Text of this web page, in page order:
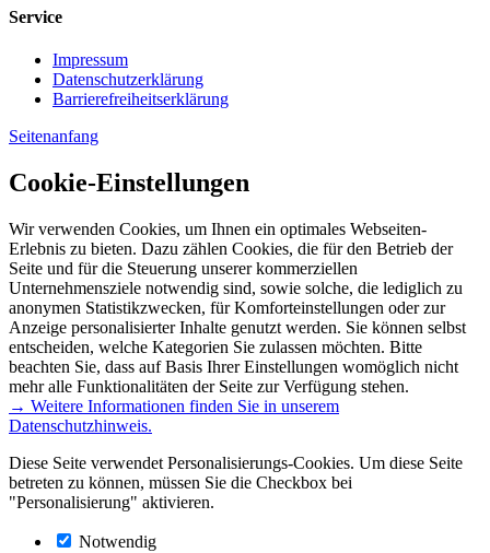
Service
Impressum
Datenschutzerklärung
Barrierefreiheitserklärung
Seitenanfang
Cookie-Einstellungen
Wir verwenden Cookies, um Ihnen ein optimales Webseiten-
Erlebnis zu bieten. Dazu zählen Cookies, die für den Betrieb der
Seite und für die Steuerung unserer kommerziellen
Unternehmensziele notwendig sind, sowie solche, die lediglich zu
anonymen Statistikzwecken, für Komforteinstellungen oder zur
Anzeige personalisierter Inhalte genutzt werden. Sie können selbst
entscheiden, welche Kategorien Sie zulassen möchten. Bitte
beachten Sie, dass auf Basis Ihrer Einstellungen womöglich nicht
mehr alle Funktionalitäten der Seite zur Verfügung stehen.
→ Weitere Informationen finden Sie in unserem
Datenschutzhinweis.
Diese Seite verwendet Personalisierungs-Cookies. Um diese Seite
betreten zu können, müssen Sie die Checkbox bei
"Personalisierung" aktivieren.
Notwendig